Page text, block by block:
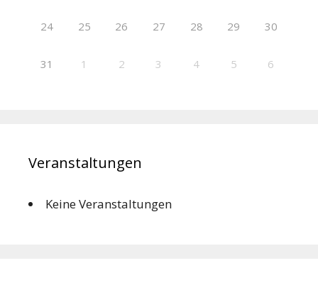
24 25 26 27 28 29 30
31 1 2 3 4 5 6
Veranstaltungen
Keine Veranstaltungen